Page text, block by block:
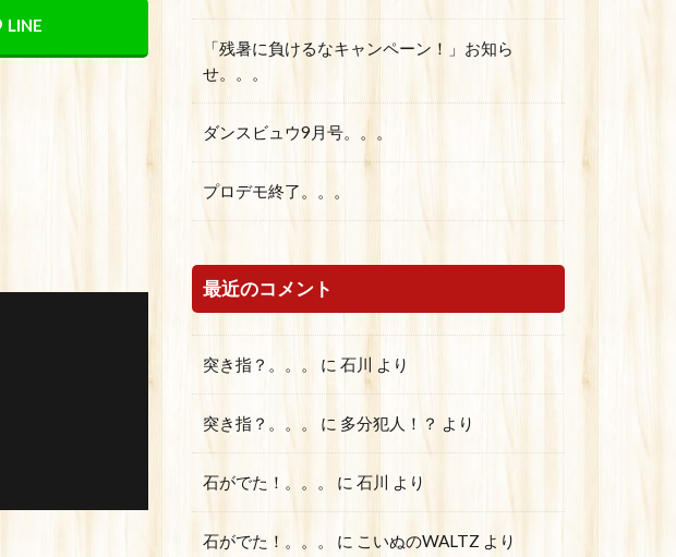
「残暑に負けるなキャンペーン！」お知ら
せ。。。
ダンスビュウ9月号。。。
プロデモ終了。。。
最近のコメント
突き指？。。。 に 石川 より
突き指？。。。 に 多分犯人！？ より
石がでた！。。。 に 石川 より
石がでた！。。。 に こいぬのWALTZ より